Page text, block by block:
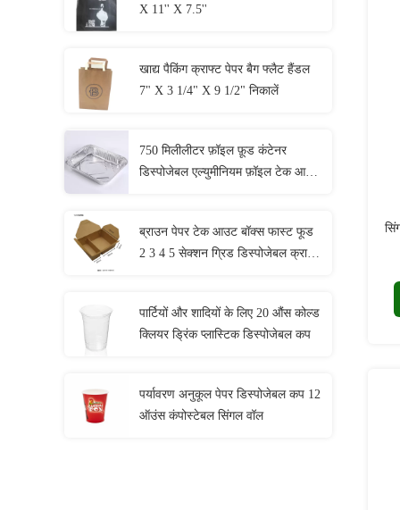
X 11'' X 7.5''
खाद्य पैकिंग क्राफ्ट पेपर बैग फ्लैट हैंडल
7" X 3 1/4" X 9 1/2" निकालें
750 मिलीलीटर फ़ॉइल फ़ूड कंटेनर
डिस्पोजेबल एल्युमीनियम फ़ॉइल टेक आउट
ब्राउन पेपर टेक आउट बॉक्स फास्ट फूड
2 3 4 5 सेक्शन ग्रिड डिस्पोजेबल क्राफ्ट
पार्टियों और शादियों के लिए 20 औंस कोल्ड
क्लियर ड्रिंक प्लास्टिक डिस्पोजेबल कप
पर्यावरण अनुकूल पेपर डिस्पोजेबल कप 12
ऑउंस कंपोस्टेबल सिंगल वॉल